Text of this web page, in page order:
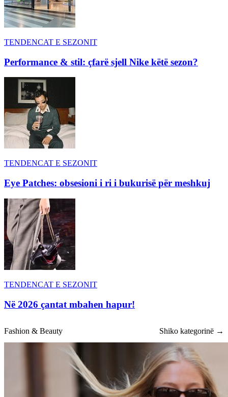
TENDENCAT E SEZONIT
Performance & stil: çfarë sjell Nike këtë sezon?
TENDENCAT E SEZONIT
Eye Patches: obsesioni i ri i bukurisë për meshkuj
TENDENCAT E SEZONIT
Në 2026 çantat mbahen hapur!
Fashion & Beauty Shiko kategorinë →